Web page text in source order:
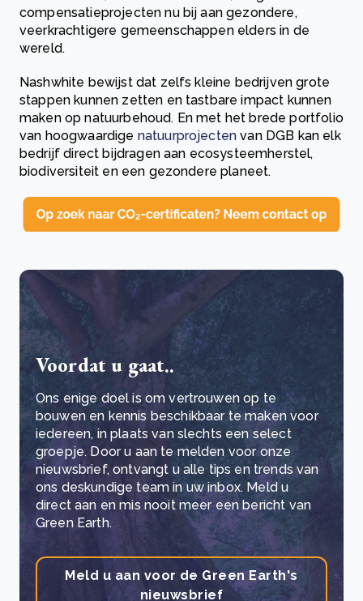
compensatieprojecten nu bij aan gezondere,
veerkrachtigere gemeenschappen elders in de
wereld.
Nashwhite bewijst dat zelfs kleine bedrijven grote
stappen kunnen zetten en tastbare impact kunnen
maken op natuurbehoud. En met het brede portfolio
van hoogwaardige natuurprojecten van DGB kan elk
bedrijf direct bijdragen aan ecosysteemherstel,
biodiversiteit en een gezondere planeet.
Voordat u gaat..
Ons enige doel is om vertrouwen op te
bouwen en kennis beschikbaar te maken voor
iedereen, in plaats van slechts een select
groepje. Door u aan te melden voor onze
nieuwsbrief, ontvangt u alle tips en trends van
ons deskundige team in uw inbox. Meld u
direct aan en mis nooit meer een bericht van
Green Earth.
Meld u aan voor de Green Earth's
nieuwsbrief